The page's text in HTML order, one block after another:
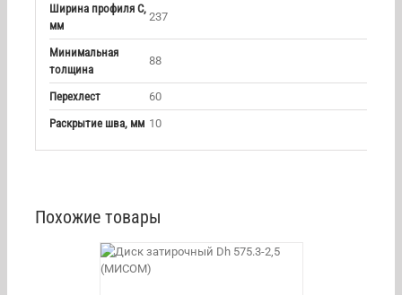
Ширина профиля С,
мм
237
Минимальная
толщина
88
Перехлест
60
Раскрытие шва, мм 10
Похожие товары